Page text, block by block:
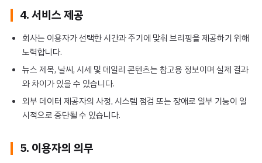
4. 서비스 제공
회사는 이용자가 선택한 시간과 주기에 맞춰 브리핑을 제공하기 위해
노력합니다.
뉴스 제목, 날씨, 시세 및 데일리 콘텐츠는 참고용 정보이며 실제 결과
와 차이가 있을 수 있습니다.
외부 데이터 제공자의 사정, 시스템 점검 또는 장애로 일부 기능이 일
시적으로 중단될 수 있습니다.
5. 이용자의 의무